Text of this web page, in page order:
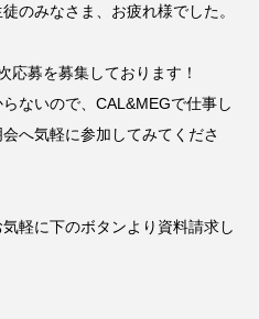
のみなさま、お疲れ様でした。
応募を募集しております！
ないので、CAL&MEGで仕事し
へ気軽に参加してみてくださ
軽に下のボタンより資料請求し